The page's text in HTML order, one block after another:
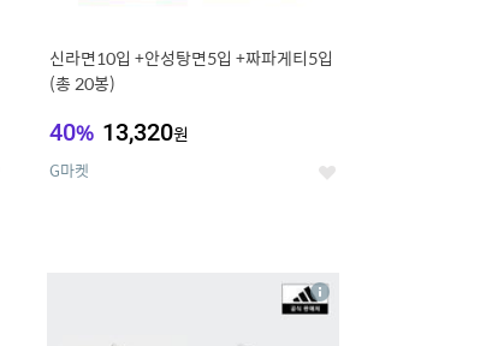
신라면10입 +안성탕면5입 +짜파게티5입
(총 20봉)
40% 13,320원
G마켓 좋
상
세